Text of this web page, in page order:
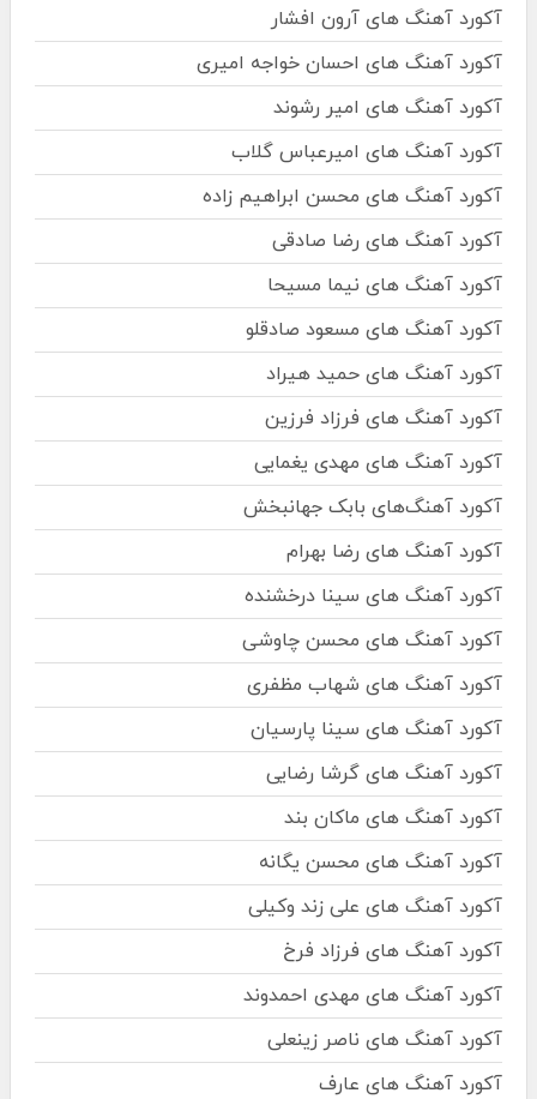
آکورد آهنگ های آرون افشار
آکورد آهنگ های احسان خواجه امیری
آکورد آهنگ های امیر رشوند
آکورد آهنگ های امیرعباس گلاب
آکورد آهنگ های محسن ابراهیم زاده
آکورد آهنگ های رضا صادقی
آکورد آهنگ های نیما مسیحا
آکورد آهنگ های مسعود صادقلو
آکورد آهنگ های حمید هیراد
آکورد آهنگ های فرزاد فرزین
آکورد آهنگ های مهدی یغمایی
آکورد آهنگ‌های بابک جهانبخش
آکورد آهنگ های رضا بهرام
آکورد آهنگ های سینا درخشنده
آکورد آهنگ های محسن چاوشی
آکورد آهنگ های شهاب مظفری
آکورد آهنگ های سینا پارسیان
آکورد آهنگ های گرشا رضایی
آکورد آهنگ های ماکان بند
آکورد آهنگ های محسن یگانه
آکورد آهنگ های علی زند وکیلی
آکورد آهنگ های فرزاد فرخ
آکورد آهنگ های مهدی احمدوند
آکورد آهنگ های ناصر زینعلی
آکورد آهنگ های عارف